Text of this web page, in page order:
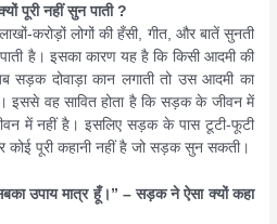
पूरी नहीं सुन पाती ?
करोड़ों लोगों की हँसी, गीत, और बातें सुनती
है। इसका कारण यह है कि किसी आदमी की
सड़क दोवाड़ा कान लगाती तो उस आदमी का
इससे वह सावित होता है कि सड़क के जीवन में
में नहीं है। इसलिए सड़क के पास टूटी-फूटी
पूरी कहानी नहीं है जो सड़क सुन सकती।
उपाय मात्र हूँ।” – सड़क ने ऐसा क्यों कहा